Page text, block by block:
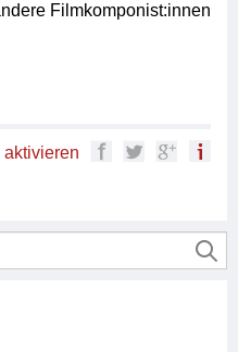
Filmkomponist:innen